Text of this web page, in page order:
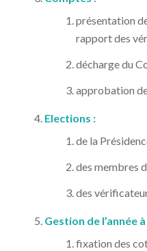
présentation
rapport des
décharge du
approbation
Elections :
de la
des membres
des
Gestion de l’année
fixation des